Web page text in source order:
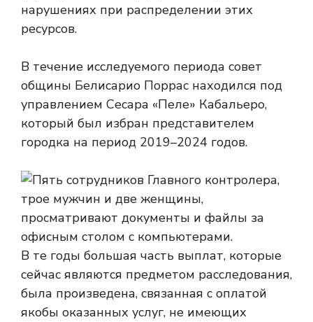
нарушениях при распределении этих
ресурсов.
В течение исследуемого периода совет
общины Белисарио Поррас находился под
управлением Сесара «Пеле» Кабальеро,
который был избран представителем
городка на период 2019–2024 годов.
В те годы большая часть выплат, которые
сейчас являются предметом расследования,
была произведена, связанная с оплатой
якобы оказанных услуг, не имеющих